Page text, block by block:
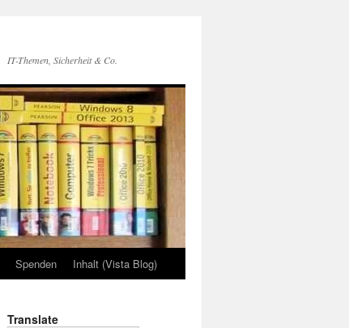
IT-Themen, Sicherheit & Co.
Spenden Inhalt (Vista Blog)
Translate